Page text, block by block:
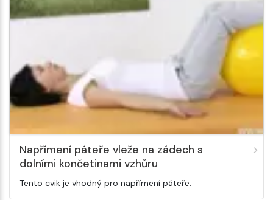
Napřímení páteře vleže na zádech s
dolními končetinami vzhůru
Tento cvik je vhodný pro napřímení páteře.